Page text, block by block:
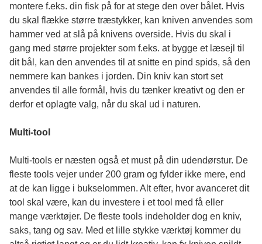
montere f.eks. din fisk på for at stege den over bålet. Hvis
du skal flække større træstykker, kan kniven anvendes som
hammer ved at slå på knivens overside. Hvis du skal i
gang med større projekter som f.eks. at bygge et læsejl til
dit bål, kan den anvendes til at snitte en pind spids, så den
nemmere kan bankes i jorden. Din kniv kan stort set
anvendes til alle formål, hvis du tænker kreativt og den er
derfor et oplagte valg, når du skal ud i naturen.
Multi-tool
Multi-tools er næsten også et must på din udendørstur. De
fleste tools vejer under 200 gram og fylder ikke mere, end
at de kan ligge i bukselommen. Alt efter, hvor avanceret dit
tool skal være, kan du investere i et tool med få eller
mange værktøjer. De fleste tools indeholder dog en kniv,
saks, tang og sav. Med et lille stykke værktøj kommer du